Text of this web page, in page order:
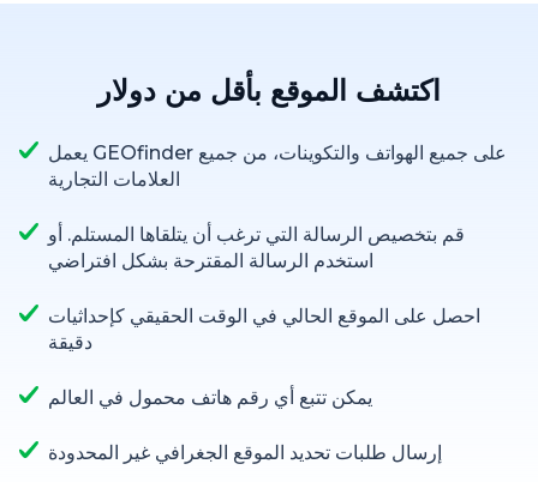
اكتشف الموقع بأقل من دولار
يعمل GEOfinder على جميع الهواتف والتكوينات، من جميع
العلامات التجارية
قم بتخصيص الرسالة التي ترغب أن يتلقاها المستلم. أو
استخدم الرسالة المقترحة بشكل افتراضي
احصل على الموقع الحالي في الوقت الحقيقي كإحداثيات
دقيقة
يمكن تتبع أي رقم هاتف محمول في العالم
إرسال طلبات تحديد الموقع الجغرافي غير المحدودة